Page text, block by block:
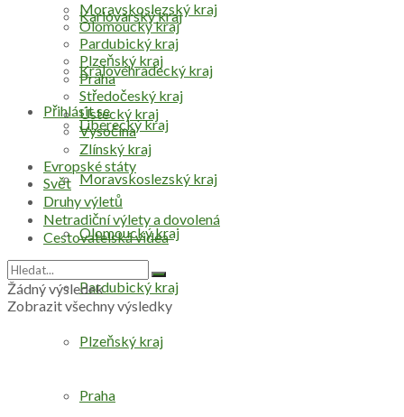
Přihlásit se
Karlovarský kraj
Královéhradecký kraj
Liberecký kraj
Moravskoslezský kraj
Olomoucký kraj
Pardubický kraj
Plzeňský kraj
Praha
Moravskoslezský kraj
Olomoucký kraj
Pardubický kraj
Plzeňský kraj
Praha
Středočeský kraj
Ústecký kraj
Vysočina
Zlínský kraj
Evropské státy
Svět
Druhy výletů
Netradiční výlety a dovolená
Cestovatelská videa
Žádný výsledek
Zobrazit všechny výsledky